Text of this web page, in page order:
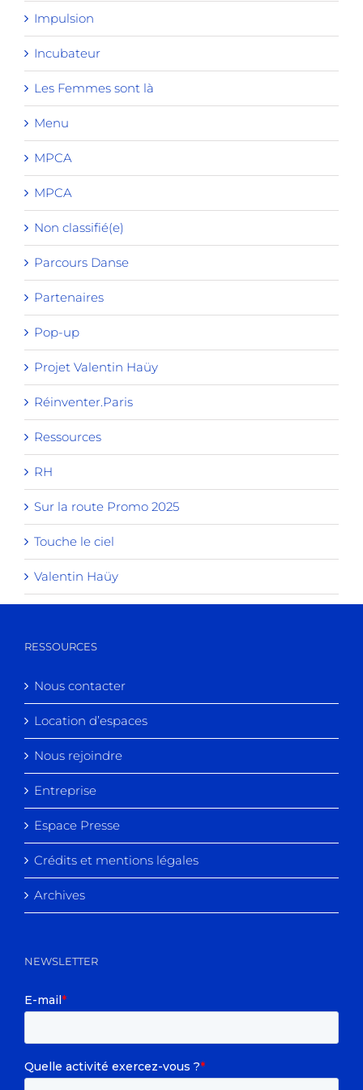
Impulsion
Incubateur
Les Femmes sont là
Menu
MPCA
MPCA
Non classifié(e)
Parcours Danse
Partenaires
Pop-up
Projet Valentin Haüy
Réinventer.Paris
Ressources
RH
Sur la route Promo 2025
Touche le ciel
Valentin Haüy
RESSOURCES
Nous contacter
Location d’espaces
Nous rejoindre
Entreprise
Espace Presse
Crédits et mentions légales
Archives
NEWSLETTER